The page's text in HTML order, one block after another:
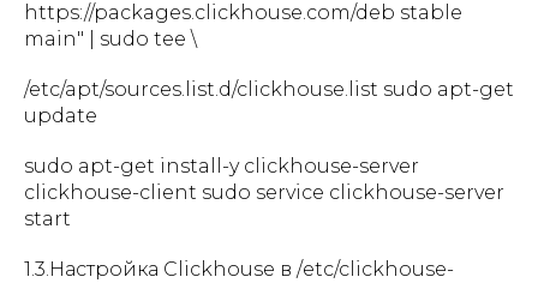
https://packages.clickhouse.com/deb stable
main" | sudo tee \
/etc/apt/sources.list.d/clickhouse.list sudo apt-get
update
sudo apt-get install-y clickhouse-server
clickhouse-client sudo service clickhouse-server
start
1.3.Настройка Clickhouse в /etc/clickhouse-